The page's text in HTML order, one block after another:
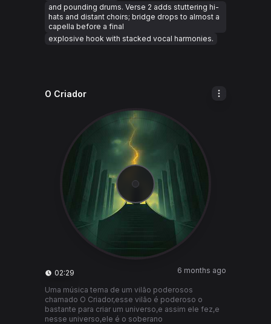
and pounding drums. Verse 2 adds stuttering hi-
hats and distant choirs; bridge drops to almost a
capella before a final
explosive hook with stacked vocal harmonies.
O Criador
02:29 6 months ago
Uma música tema de um vilão poderosos
chamado O Criador,esse vilão é poderoso o
bastante para criar um universo,e assim ele fez,e
nesse universo,ele é o soberano